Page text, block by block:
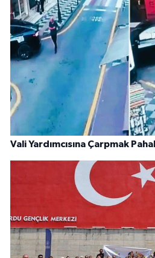
Vali Yardımcısına Çarpmak